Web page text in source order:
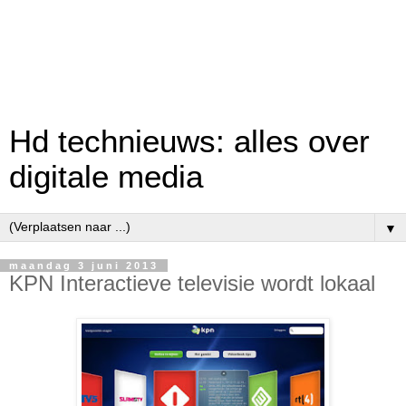
Hd technieuws: alles over
digitale media
▼
maandag 3 juni 2013
KPN Interactieve televisie wordt lokaal